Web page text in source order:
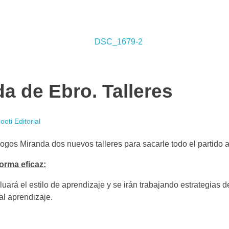
de Ebro. Talleres
Editorial
Miranda dos nuevos talleres para sacarle todo el partido
eficaz:
el estilo de aprendizaje y se irán trabajando estrategias
aprendizaje.